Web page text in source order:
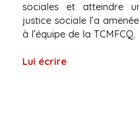
sociales et atteindre
justice sociale l’a
à l’équipe de la TCMFCQ.
Lui écrire